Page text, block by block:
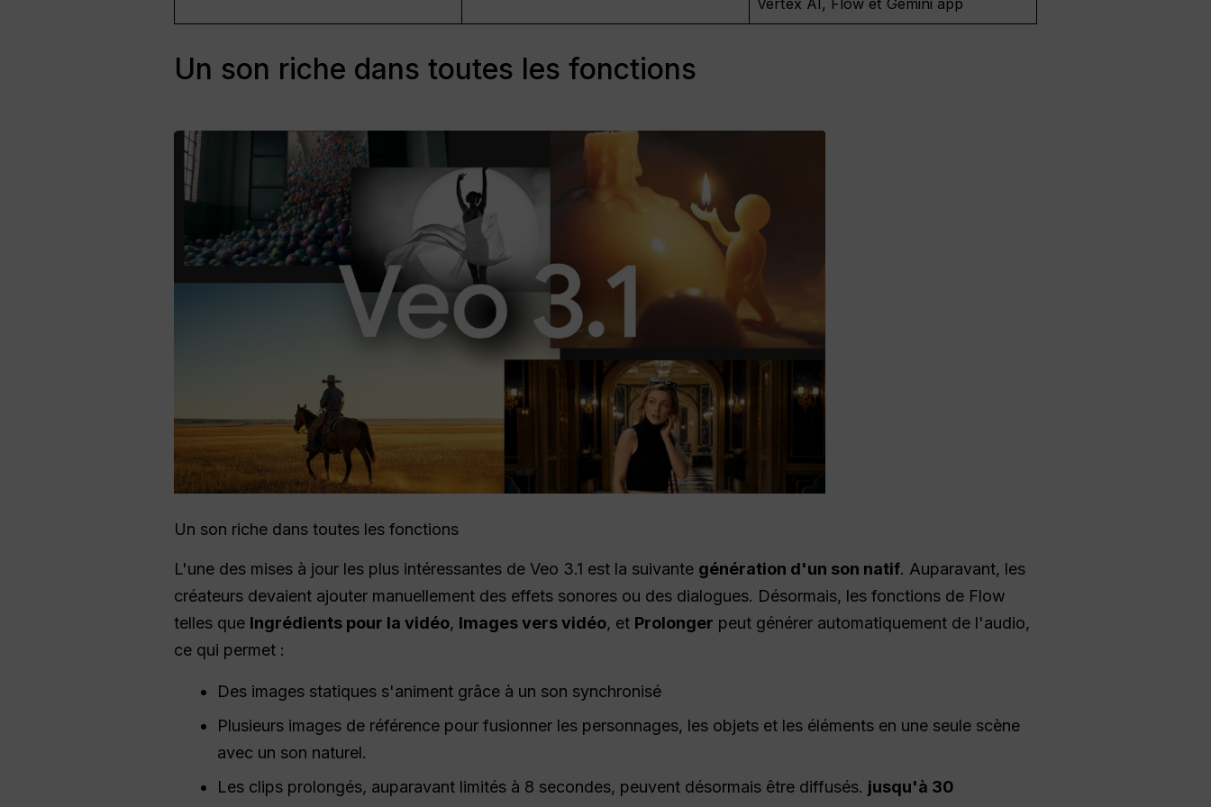
Un son riche dans toutes les fonctions
Un son riche dans toutes les fonctions
L'une des mises à jour les plus intéressantes de Veo 3.1 est la suivante génération d'un son natif. Auparavant, les
créateurs devaient ajouter manuellement des effets sonores ou des dialogues. Désormais, les fonctions de Flow
telles que Ingrédients pour la vidéo, Images vers vidéo, et Prolonger peut générer automatiquement de l'audio,
ce qui permet :
Des images statiques s'animent grâce à un son synchronisé
Plusieurs images de référence pour fusionner les personnages, les objets et les éléments en une seule scène
avec un son naturel.
Les clips prolongés, auparavant limités à 8 secondes, peuvent désormais être diffusés. jusqu'à 30